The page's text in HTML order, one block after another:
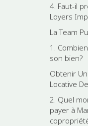
4. Faut-il
Loyers
La Team
1.
son bien?
Obtenir
Locative
2. Quel
payer à